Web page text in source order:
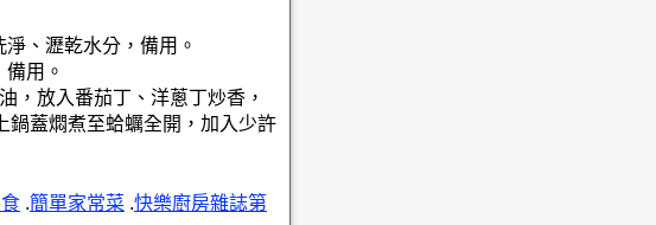
、瀝乾水分，備用。
用。
，放入番茄丁、洋蔥丁炒香，
鍋蓋燜煮至蛤蠣全開，加入少許
.簡單家常菜 .快樂廚房雜誌第